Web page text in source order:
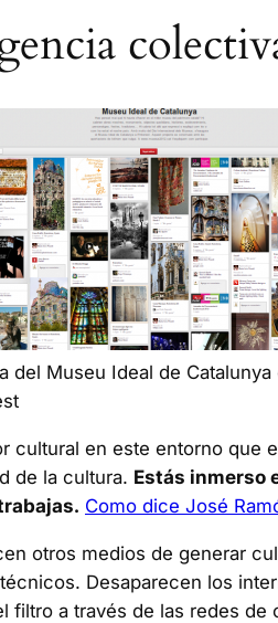
del Museu Ideal de Catalunya
cultural en este entorno que
de la cultura. Estás inmerso
Como dice José
otros medios de generar
Desaparecen los
filtro a través de las redes